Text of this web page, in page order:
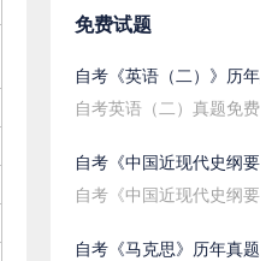
免费试题
自考《英语（二）》历
自考英语（二）真题免
自考《中国近现代史纲
自考《马克思》历年真